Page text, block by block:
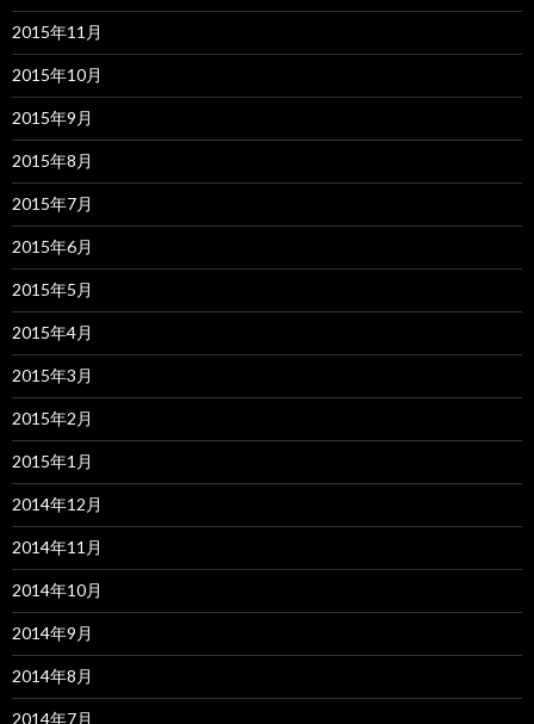
2015年11月
2015年10月
2015年9月
2015年8月
2015年7月
2015年6月
2015年5月
2015年4月
2015年3月
2015年2月
2015年1月
2014年12月
2014年11月
2014年10月
2014年9月
2014年8月
2014年7月